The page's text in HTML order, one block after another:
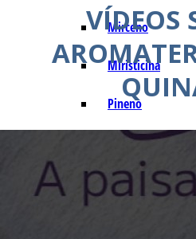
Mirceno
Miristicina
Pineno
Safrol
VÍDEOS